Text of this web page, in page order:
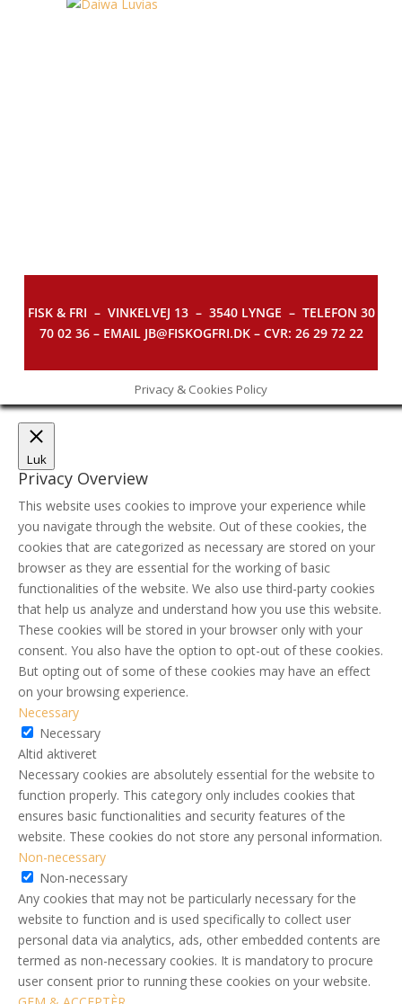
FISK & FRI – VINKELVEJ 13 – 3540 LYNGE – TELEFON 30
70 02 36 – EMAIL JB@FISKOGFRI.DK – CVR: 26 29 72 22
Privacy & Cookies Policy
Luk
Privacy Overview
This website uses cookies to improve your experience while
you navigate through the website. Out of these cookies, the
cookies that are categorized as necessary are stored on your
browser as they are essential for the working of basic
functionalities of the website. We also use third-party cookies
that help us analyze and understand how you use this website.
These cookies will be stored in your browser only with your
consent. You also have the option to opt-out of these cookies.
But opting out of some of these cookies may have an effect
on your browsing experience.
Necessary
Necessary
Altid aktiveret
Necessary cookies are absolutely essential for the website to
function properly. This category only includes cookies that
ensures basic functionalities and security features of the
website. These cookies do not store any personal information.
Non-necessary
Non-necessary
Any cookies that may not be particularly necessary for the
website to function and is used specifically to collect user
personal data via analytics, ads, other embedded contents are
termed as non-necessary cookies. It is mandatory to procure
user consent prior to running these cookies on your website.